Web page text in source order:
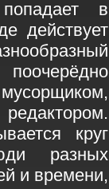
в
действует
круг
разных
и времени,